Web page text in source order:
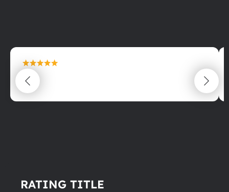
maximální spokojenost
22.06.2025
RATING TITLE